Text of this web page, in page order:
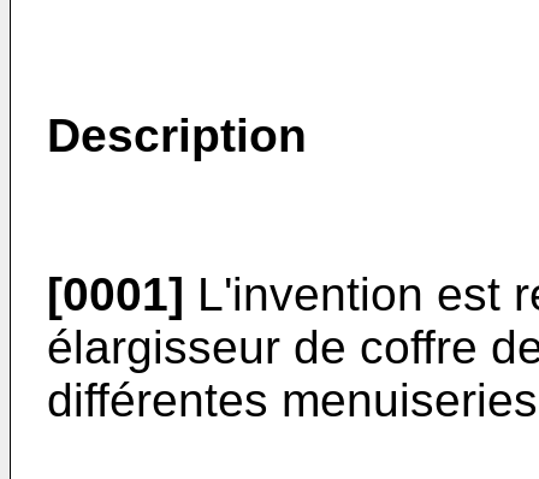
Description
[0001] L'invention est
élargisseur de coffre
différentes